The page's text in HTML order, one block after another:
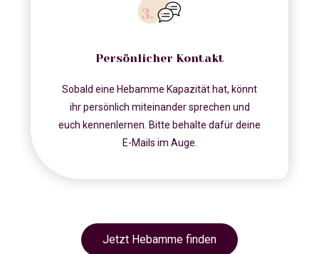
Persönlicher Kontakt
Sobald eine Hebamme Kapazität hat, könnt
ihr persönlich miteinander sprechen und
euch kennenlernen. Bitte behalte dafür deine
E-Mails im Auge.
Jetzt Hebamme finden